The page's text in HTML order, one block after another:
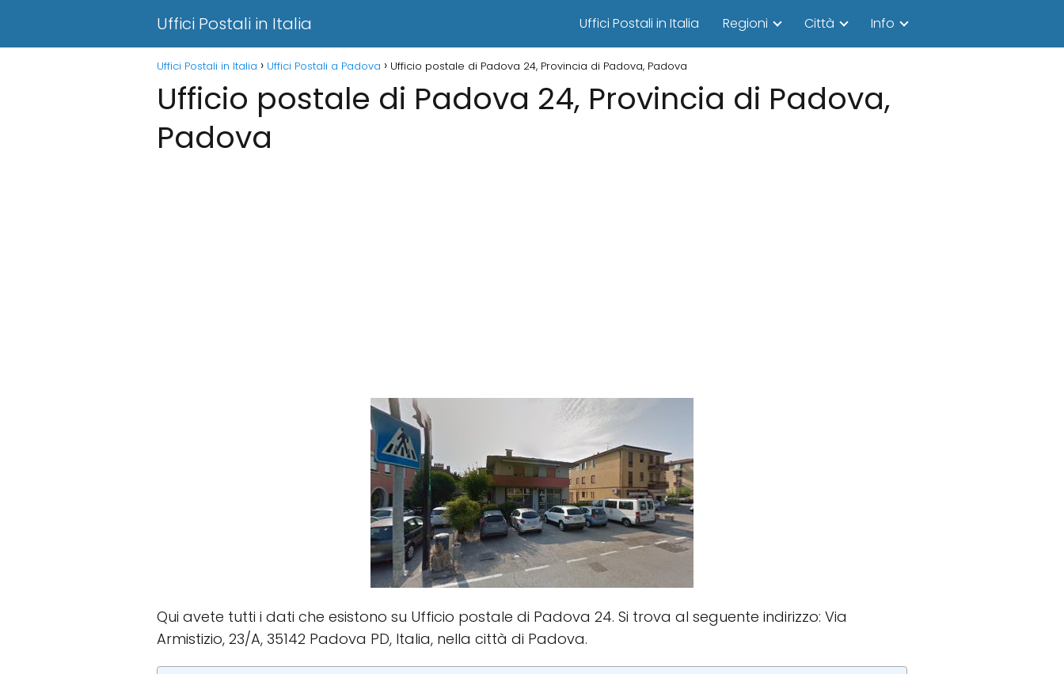
Uffici Postali in Italia Uffici Postali in Italia Regioni Città Info
Uffici Postali in Italia Uffici Postali a Padova Ufficio postale di Padova 24, Provincia di Padova, Padova
Ufficio postale di Padova 24, Provincia di Padova,
Padova
Qui avete tutti i dati che esistono su Ufficio postale di Padova 24. Si trova al seguente indirizzo: Via
Armistizio, 23/A, 35142 Padova PD, Italia, nella città di Padova.